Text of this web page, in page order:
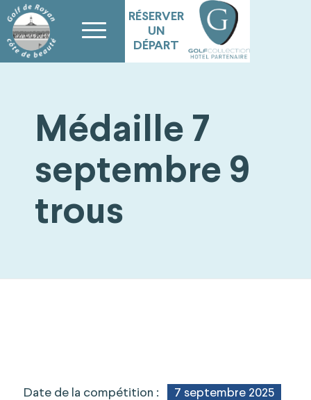
RÉSERVER
UN
DÉPART
Médaille 7
septembre 9
trous
Date de la compétition : 7 septembre 2025